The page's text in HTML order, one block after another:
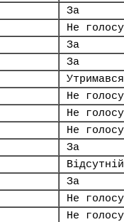
За
Не
За
За
Утримався
Не
Не
Не
За
Відсутній
За
Не
Не